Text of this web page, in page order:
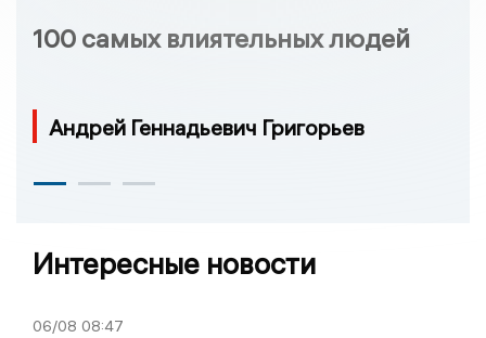
100 самых влиятельных людей
Андрей Геннадьевич Григорьев
Интересные новости
06/08 08:47